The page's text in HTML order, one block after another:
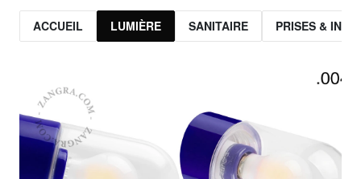
ACCUEIL LUMIÈRE SANITAIRE PRISES &